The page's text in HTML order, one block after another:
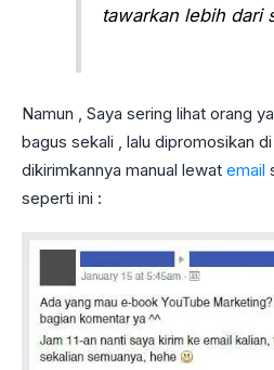
tawarkan lebih dari
Namun , Saya sering lihat orang
bagus sekali , lalu dipromosikan di
dikirimkannya manual lewat email
seperti ini :